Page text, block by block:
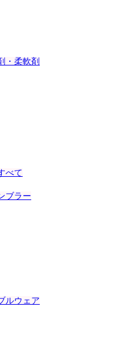
・柔軟剤
べて
ブラー
ルウェア